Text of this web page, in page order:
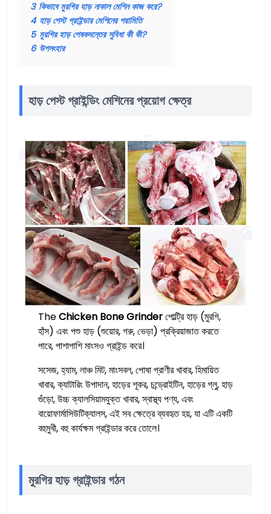
3 কিভাবে মুরগির হাড় নাকাল মেশিন কাজ করে?
4 হাড় পেস্ট গ্রাইন্ডার মেশিনের পরামিতি
5 মুরগির হাড় পেষকদন্তের সুবিধা কী কী?
6 উপসংহার
হাড় পেস্ট গ্রাইন্ডিং মেশিনের প্রয়োগ ক্ষেত্র
TheChicken Bone Grinderপোল্ট্রি হাড় (মুরগি,
হাঁস) এবং পশু হাড় (শুয়োর, গরু, ভেড়া) প্রক্রিয়াজাত করতে
পারে, পাশাপাশি মাংসও গ্রাইন্ড করে।
সসেজ, হ্যাম, লাঞ্চ মিট, মাংসবল, পোষা প্রাণীর খাবার, হিমায়িত
খাবার, ক্যাটারিং উপাদান, হাড়ের শূকর, চন্ড্রোইটিন, হাড়ের গ্লু, হাড়
গুঁড়ো, উচ্চ ক্যালসিয়ামযুক্ত খাবার, স্বাস্থ্য পণ্য, এবং
বায়োফার্মাসিউটিক্যালস, এই সব ক্ষেত্রে ব্যবহৃত হয়, যা এটি একটি
বহুমুখী, বহু কার্যক্ষম গ্রাইন্ডার করে তোলে।
মুরগির হাড় গ্রাইন্ডার গঠন